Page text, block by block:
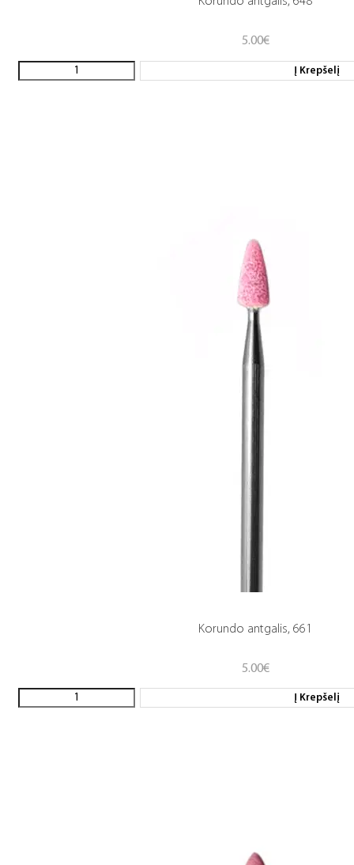
5.00€
Į Krepšelį
Korundo antgalis, 661
5.00€
Į Krepšelį